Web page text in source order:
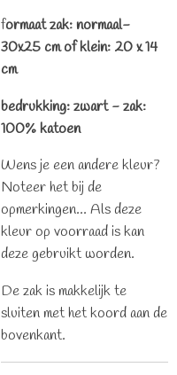
formaat zak: normaal-
30x25 cm of klein: 20 x 14
cm
bedrukking: zwart - zak:
100% katoen
Wens je een andere kleur?
Noteer het bij de
opmerkingen... Als deze
kleur op voorraad is kan
deze gebruikt worden.
De zak is makkelijk te
sluiten met het koord aan de
bovenkant.